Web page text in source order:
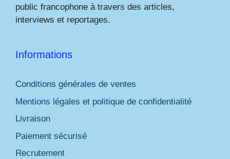
public francophone à travers des articles,
interviews et reportages.
Informations
Conditions générales de ventes
Mentions légales et politique de confidentialité
Livraison
Paiement sécurisé
Recrutement